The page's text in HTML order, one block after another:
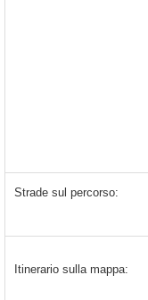
Strade sul percorso:
Itinerario sulla mappa: